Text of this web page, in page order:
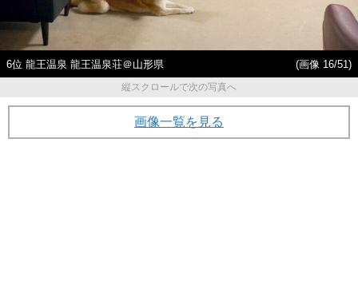
6位 龍王温泉 龍王温泉荘＠山形県
(画像 16/51)
縦スクロールで次の写真へ
画像一覧を見る